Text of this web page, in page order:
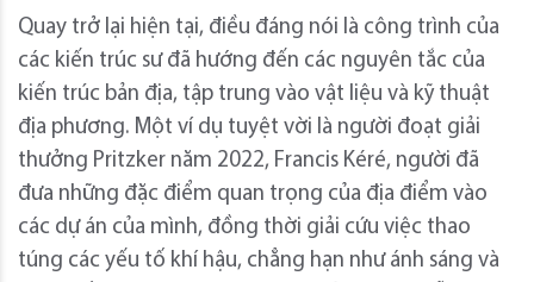
Quay trở lại hiện tại, điều đáng nói là công trình của
các kiến ​​trúc sư đã hướng đến các nguyên tắc của
kiến ​​trúc bản địa, tập trung vào vật liệu và kỹ thuật
địa phương. Một ví dụ tuyệt vời là người đoạt giải
thưởng Pritzker năm 2022, Francis Kéré, người đã
đưa những đặc điểm quan trọng của địa điểm vào
các dự án của mình, đồng thời giải cứu việc thao
túng các yếu tố khí hậu, chẳng hạn như ánh sáng và